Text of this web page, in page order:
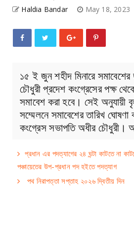
Haldia Bandar May 18, 2023
১৫ ই জুন শহীদ মিনারে
চৌধুরী প্রদেশ কংগ্রেসের পক্ষ
সমাবেশ করা হবে। সেই অনুযায়ী
সম্মেলনে সমাবেশের তারিখ
কংগ্রেস সভাপতি অধীর চৌধুরী।
প্রধান এর পদত্যাগের ২৪ ঘন্টা কাটতে না
পঞ্চায়েতের উপ-প্রধান পদ হইতে পদত্যাগ
পথ নিরাপত্তা সপ্তাহ ২০২৬ দ্বিতীয় দিন